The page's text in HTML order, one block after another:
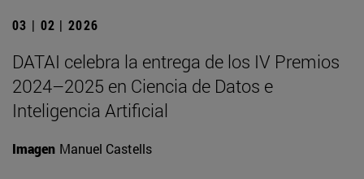
03 | 02 | 2026
DATAI celebra la entrega de los IV Premios
2024–2025 en Ciencia de Datos e
Inteligencia Artificial
Imagen Manuel Castells